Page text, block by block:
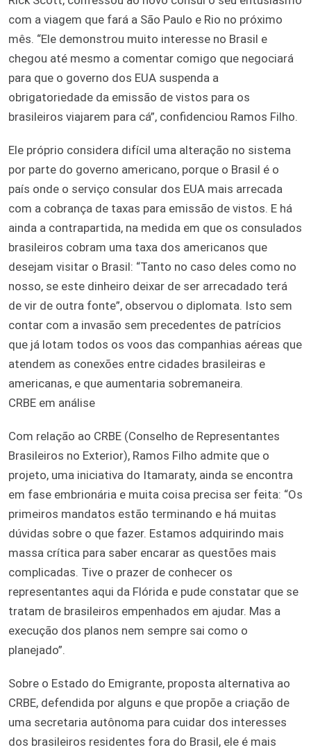
com a viagem que fará a São Paulo e Rio no próximo
mês. “Ele demonstrou muito interesse no Brasil e
chegou até mesmo a comentar comigo que negociará
para que o governo dos EUA suspenda a
obrigatoriedade da emissão de vistos para os
brasileiros viajarem para cá”, confidenciou Ramos Filho.
Ele próprio considera difícil uma alteração no sistema
por parte do governo americano, porque o Brasil é o
país onde o serviço consular dos EUA mais arrecada
com a cobrança de taxas para emissão de vistos. E há
ainda a contrapartida, na medida em que os consulados
brasileiros cobram uma taxa dos americanos que
desejam visitar o Brasil: “Tanto no caso deles como no
nosso, se este dinheiro deixar de ser arrecadado terá
de vir de outra fonte”, observou o diplomata. Isto sem
contar com a invasão sem precedentes de patrícios
que já lotam todos os voos das companhias aéreas que
atendem as conexões entre cidades brasileiras e
americanas, e que aumentaria sobremaneira.
CRBE em análise
Com relação ao CRBE (Conselho de Representantes
Brasileiros no Exterior), Ramos Filho admite que o
projeto, uma iniciativa do Itamaraty, ainda se encontra
em fase embrionária e muita coisa precisa ser feita: “Os
primeiros mandatos estão terminando e há muitas
dúvidas sobre o que fazer. Estamos adquirindo mais
massa crítica para saber encarar as questões mais
complicadas. Tive o prazer de conhecer os
representantes aqui da Flórida e pude constatar que se
tratam de brasileiros empenhados em ajudar. Mas a
execução dos planos nem sempre sai como o
planejado”.
Sobre o Estado do Emigrante, proposta alternativa ao
CRBE, defendida por alguns e que propõe a criação de
uma secretaria autônoma para cuidar dos interesses
dos brasileiros residentes fora do Brasil, ele é mais